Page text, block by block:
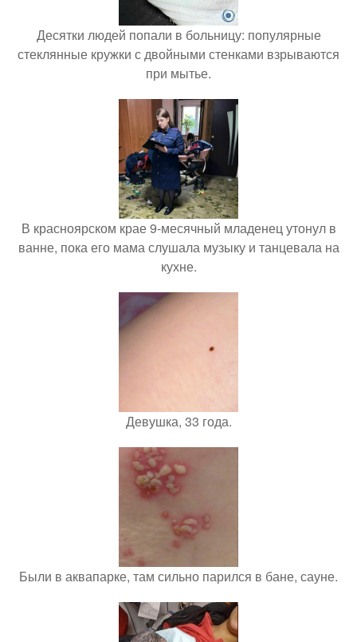
Десятки людей попали в больницу: популярные
стеклянные кружки с двойными стенками взрываются
при мытье.
В красноярском крае 9-месячный младенец утонул в
ванне, пока его мама слушала музыку и танцевала на
кухне.
Девушка, 33 года.
Были в аквапарке, там сильно парился в бане, сауне.